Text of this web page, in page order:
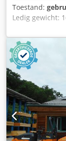
Toestand:
Ledig gewicht: